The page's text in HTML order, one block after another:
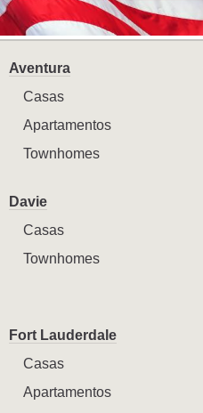
Aventura
Casas
Apartamentos
Townhomes
Davie
Casas
Townhomes
Fort Lauderdale
Casas
Apartamentos